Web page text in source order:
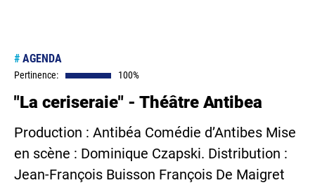
# AGENDA
Pertinence: 100%
"La ceriseraie" - Théâtre Antibea
Production : Antibéa Comédie d’Antibes Mise
en scène : Dominique Czapski. Distribution :
Jean-François Buisson François De Maigret